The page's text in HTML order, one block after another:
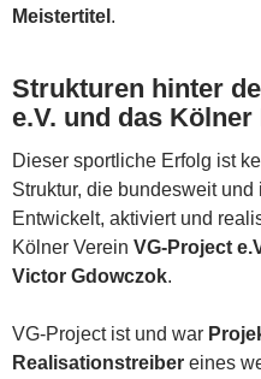
Meistertitel .
Strukturen hinter
e.V. und das Kölner
Dieser sportliche Erfolg ist
Struktur, die bundesweit
Entwickelt, aktiviert und
Kölner Verein VG-Project
Victor Gdowczok.
VG-Project ist und war
Realisationstreiber eines